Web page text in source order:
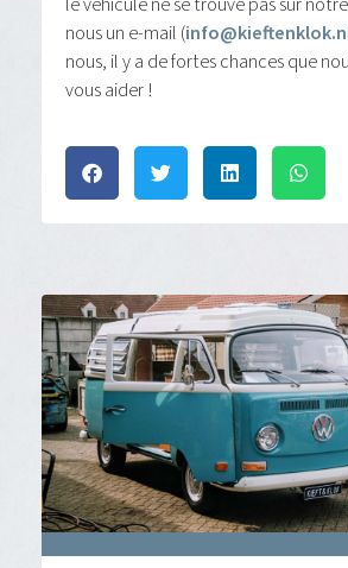
nous un e-mail (
nous, il y a de fortes chances que
vous aider !